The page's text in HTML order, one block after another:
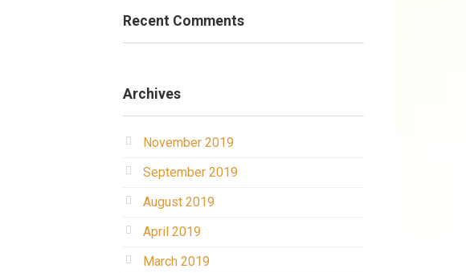
Recent Comments
Archives
November 2019
September 2019
August 2019
April 2019
March 2019